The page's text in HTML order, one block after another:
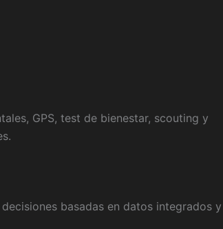
GPS, test de bienestar, scouting y
basadas en datos integrados y